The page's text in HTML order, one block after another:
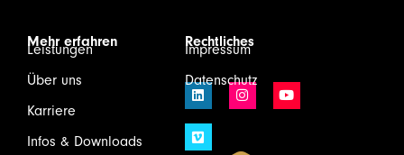
Mehr erfahren
Leistungen
Über uns
Karriere
Infos & Downloads
Rechtliches
Impressum
Datenschutz